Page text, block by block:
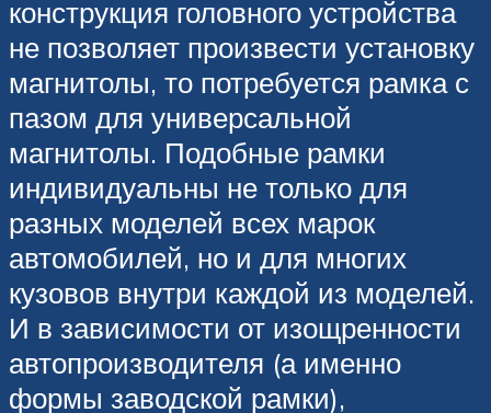
конструкция головного устройства
не позволяет произвести установку
магнитолы, то потребуется рамка с
пазом для универсальной
магнитолы. Подобные рамки
индивидуальны не только для
разных моделей всех марок
автомобилей, но и для многих
кузовов внутри каждой из моделей.
И в зависимости от изощренности
автопроизводителя (а именно
формы заводской рамки),